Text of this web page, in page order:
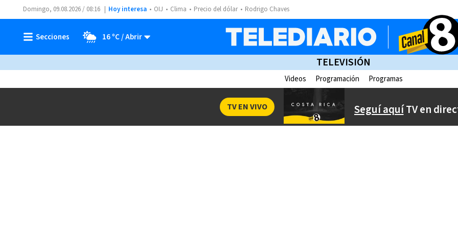
Domingo, 09.08.2026 / 08:16 Hoy interesa OIJ Clima Precio del dólar Rodrigo Chaves
16 ºC
TELEVISIÓN
Videos Programación Programas
Seguí aquíTV en
TV EN VIVO